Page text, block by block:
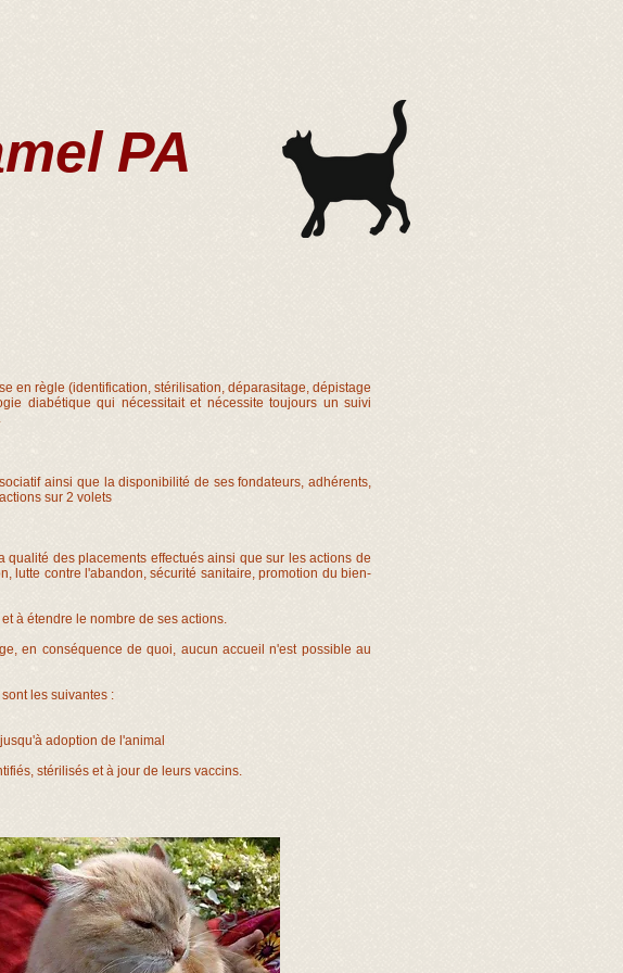
PA
en règle (identification, stérilisation, déparasitage, dépistage
diabétique qui nécessitait et nécessite toujours un suivi
ainsi que la disponibilité de ses fondateurs, adhérents,
sur 2 volets
des placements effectués ainsi que sur les actions de
lutte contre l'abandon, sécurité sanitaire, promotion du bien-
à étendre le nombre de ses actions.
en conséquence de quoi, aucun accueil n'est possible au
les suivantes :
adoption de l'animal
stérilisés et à jour de leurs vaccins.